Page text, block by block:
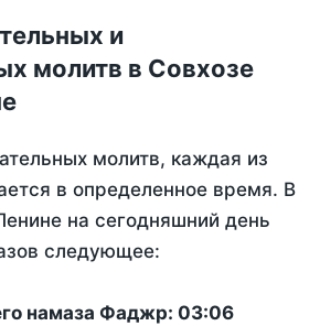
и
молитв в Совхозе
молитв, каждая из
в определенное время. В
на сегодняшний день
следующее:
намаза Фаджр: 03:06